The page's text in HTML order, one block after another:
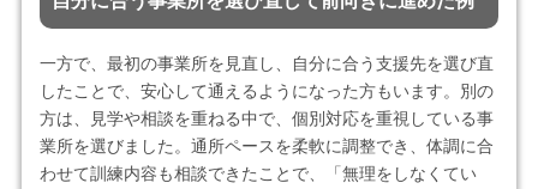
一方で、最初の事業所を見直し、自分に合う支援先を選び直
したことで、安心して通えるようになった方もいます。別の
方は、見学や相談を重ねる中で、個別対応を重視している事
業所を選びました。通所ペースを柔軟に調整でき、体調に合
わせて訓練内容も相談できたことで、「無理をしなくてい